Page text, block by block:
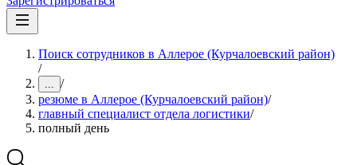
Поиск сотрудников в Аллерое (Курчалоевский район)
/
... /
резюме в Аллерое (Курчалоевский район)/
главный специалист отдела логистики/
полный день